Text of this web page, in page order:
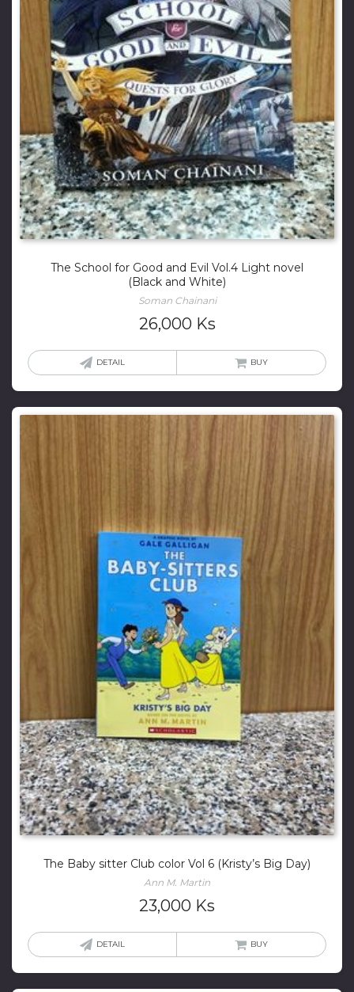
The School for Good and Evil Vol.4 Light novel
(Black and White)
Soman Chainani
26,000 Ks
DETAIL BUY
The Baby sitter Club color Vol 6 (Kristy’s Big Day)
Ann M. Martin
23,000 Ks
DETAIL BUY